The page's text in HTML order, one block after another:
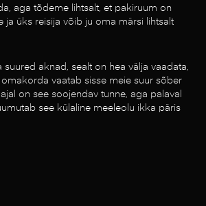
aga tõdeme lihtsalt, et pakiruum on
ja üks reisija võib ju oma märsi lihtsalt
suured aknad, sealt on hea välja vaadata,
vaatab sisse meie suur sõber
on see soojendav tunne, aga palaval
see külaline meeleolu ikka päris